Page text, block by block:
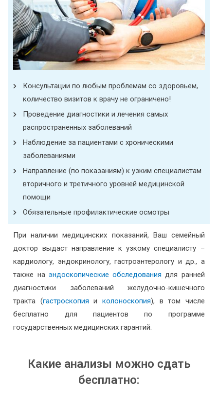
Консультации по любым проблемам со здоровьем,
количество визитов к врачу не ограничено!
Проведение диагностики и лечения самых
распространенных заболеваний
Наблюдение за пациентами с хроническими
заболеваниями
Направление (по показаниям) к узким специалистам
вторичного и третичного уровней медицинской
помощи
Обязательные профилактические осмотры
При наличии медицинских показаний, Ваш семейный
доктор выдаст направление к узкому специалисту –
кардиологу, эндокринологу, гастроэнтерологу и др., а
также на эндоскопические обследования для ранней
диагностики заболеваний желудочно-кишечного
тракта (гастроскопия иколоноскопия), в том числе
бесплатно для пациентов по программе
государственных медицинских гарантий.
Какие анализы можно сдать
бесплатно: